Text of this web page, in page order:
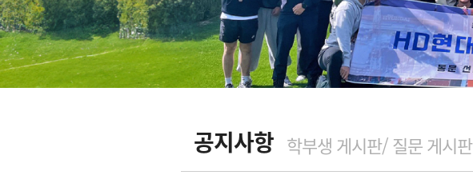
공지사항 학부생 게시판/ 질문 게시판